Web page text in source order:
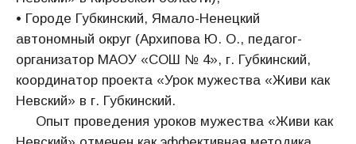
• Городе Губкинский, Ямало-Ненецкий
автономный округ (Архипова Ю. О., педагог-
организатор МАОУ «СОШ № 4», г. Губкинский,
координатор проекта «Урок мужества «Живи как
Невский» в г. Губкинский.
Опыт проведения уроков мужества «Живи как